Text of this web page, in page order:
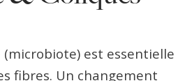
est essentielle
fibres. Un changement